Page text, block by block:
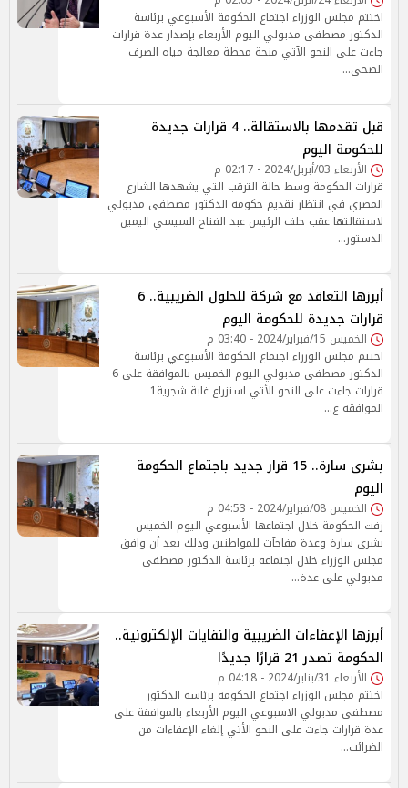
اختتم مجلس الوزراء اجتماع الحكومة الأسبوعي برئاسة
الدكتور مصطفى مدبولي اليوم الأربعاء بإصدار عدة قرارات
جاءت على النحو الآتي منحة محطة معالجة مياه الصرف
الصحي…
قبل تقدمها بالاستقالة.. 4 قرارات جديدة
للحكومة اليوم
الأربعاء 03/أبريل/2024 - 02:17 م
قرارات الحكومة وسط حالة الترقب التي يشهدها الشارع
المصري في انتظار تقديم حكومة الدكتور مصطفى مدبولي
لاستقالتها عقب حلف الرئيس عبد الفتاح السيسي اليمين
الدستور…
أبرزها التعاقد مع شركة للحلول الضريبية.. 6
قرارات جديدة للحكومة اليوم
الخميس 15/فبراير/2024 - 03:40 م
اختتم مجلس الوزراء اجتماع الحكومة الأسبوعي برئاسة
الدكتور مصطفى مدبولي اليوم الخميس بالموافقة على 6
قرارات جاءت على النحو الأتي استزراع غابة شجرية1
الموافقة ع…
بشرى سارة.. 15 قرار جديد باجتماع الحكومة
اليوم
الخميس 08/فبراير/2024 - 04:53 م
زفت الحكومة خلال اجتماعها الأسبوعي اليوم الخميس
بشرى سارة وعدة مفاجآت للمواطنين وذلك بعد أن وافق
مجلس الوزراء خلال اجتماعه برئاسة الدكتور مصطفى
مدبولي على عدة…
أبرزها الإعفاءات الضريبية والنفايات الإلكترونية..
الحكومة تصدر 21 قرارًا جديدًا
الأربعاء 31/يناير/2024 - 04:18 م
اختتم مجلس الوزراء اجتماع الحكومة برئاسة الدكتور
مصطفى مدبولي الاسبوعي اليوم الأربعاء بالموافقة على
عدة قرارات جاءت على النحو الأتي إلغاء الإعفاءات من
الضرائب…